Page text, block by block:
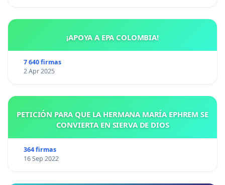
¡APOYA A EPA COLOMBIA!
7 640 firmas
2 Apr 2025
PETICIÓN PARA QUE LA HERMANA MARÍA EPHREM SE
CONVIERTA EN SIERVA DE DIOS
364 firmas
16 Sep 2022